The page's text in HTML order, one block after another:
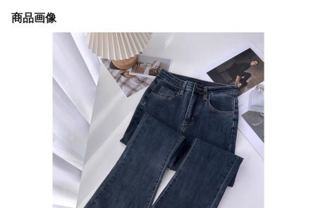
商品画像